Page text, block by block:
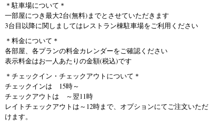
＊駐車場について＊
一部屋につき最大2台(無料)までとさせていただきます
3台目以降に関しましてはレストラン棟駐車場をご利用ください
＊料金について＊
各部屋、各プランの料金カレンダーをご確認ください
表示料金はお一人あたりの金額(税込)です
＊チェックイン・チェックアウトについて＊
チェックインは 15時～
チェックアウトは ～翌11時
レイトチェックアウトは～12時まで、オプションにてご注文いただ
けます。